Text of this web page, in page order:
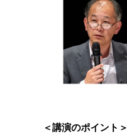
＜講演のポイント＞